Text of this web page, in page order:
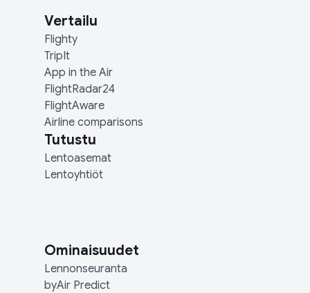
Vertailu
Flighty
TripIt
App in the Air
FlightRadar24
FlightAware
Airline comparisons
Tutustu
Lentoasemat
Lentoyhtiöt
Ominaisuudet
Lennonseuranta
byAir Predict